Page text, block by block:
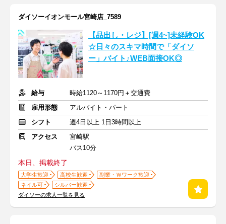
ダイソーイオンモール宮崎店_7589
【品出し・レジ】[週4~]未経験OK
☆日々のスキマ時間で「ダイソ
ー」バイト♪WEB面接OK◎
給与
時給1120～1170円＋交通費
雇用形態
アルバイト・パート
シフト
週4日以上 1日3時間以上
アクセス
宮崎駅
バス10分
本日、掲載終了
大学生歓迎 高校生歓迎
副業・Ｗワーク歓迎
ネイル可
シルバー歓迎
ダイソーの求人一覧を見る